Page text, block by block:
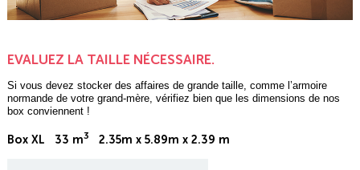
EVALUEZ LA TAILLE NÉCESSAIRE.
Si vous devez stocker des affaires de grande taille, comme l’armoire
normande de votre grand-mère, vérifiez bien que les dimensions de nos
box conviennent !
Box XL 33 m3 2.35m x 5.89m x 2.39 m